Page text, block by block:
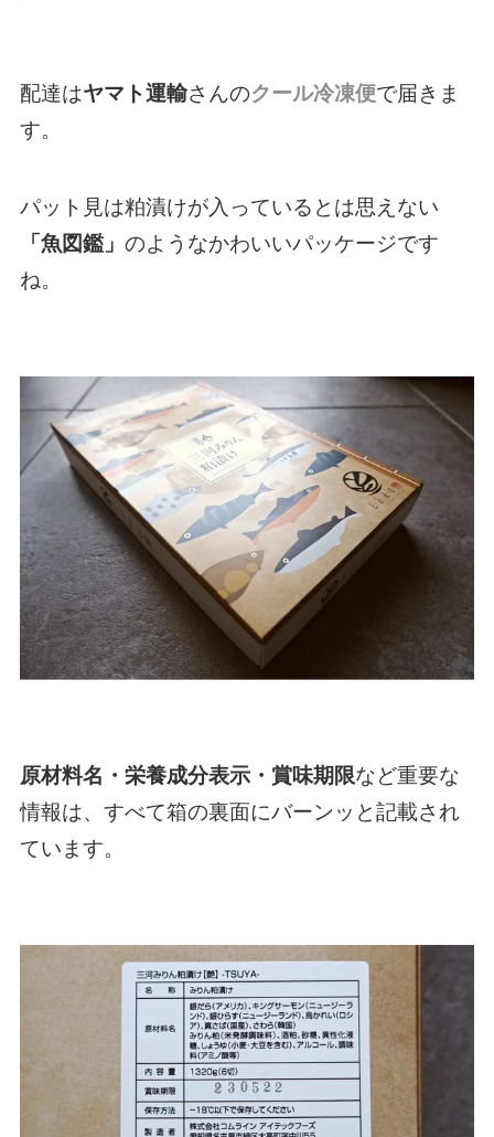
配達はヤマト運輸さんのクール冷凍便で届きま
す。
パット見は粕漬けが入っているとは思えない
「魚図鑑」 のようなかわいいパッケージです
ね。
原材料名・栄養成分表示・賞味期限など重要な
情報は、すべて箱の裏面にバーンッと記載され
ています。